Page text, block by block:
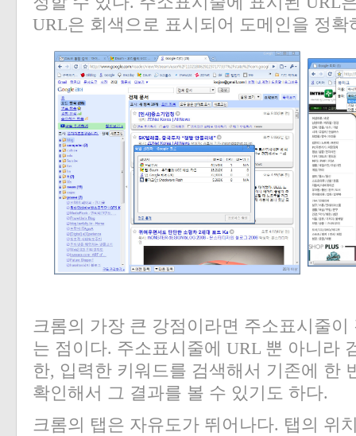
URL은 회색으로 표시되어 도메인을 정확
크롬의 가장 큰 강점이라면 주소표시줄
는 점이다. 주소표시줄에 URL 뿐 아니라
한, 입력한 키워드를 검색해서 기존에 한
확인해서 그 결과를 볼 수 있기도 하다.
크롬의 탭은 자유도가 뛰어나다. 탭의 위